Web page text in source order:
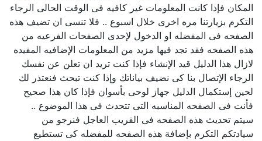
المكان فإذا كانت المعلومات غير كافيه فى الوقت الحالى الرجاء
التكرم بزيارتنا مره اخرى خلال اسبوع .. فلا تنسى ان تضيف هذه
الصفحه فى المفضله او الدخول لإحدى الصفحات الفرعيه من
هذه الصفحه فقد تجد فيها مزيد من المعلومات الإضافيه المفيده
لازال هذا الدليل قيد الإنشاء فإذا كنت تريد ان تعلن عن نفسك
الرجاء الإتصال بنا كى نضيف بياناتك وإذا كنت تبحث فنعتذر لك
لحين إستكمال الدليل جهاز لوحى بأسوان فإذا كان هذا صحيح
فأنت فى الصفحه المناسبه التى تتحدث فى هذا الموضوع ..
سيتم تحديث هذه الصفحه فى القريب العاجل فنرجو من
سيادتكم التكرم بإضافة هذه الصفحه للمفضله كى تستطيع